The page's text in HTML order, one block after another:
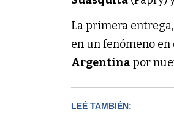
La primera
en un fenómeno en
Argentinapor
LEÉ TAMBIÉN: